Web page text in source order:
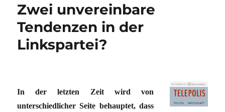
Zwei unvereinbare
Tendenzen in der
Linkspartei?
In der letzten Zeit wird von
unterschiedlicher Seite behauptet, dass